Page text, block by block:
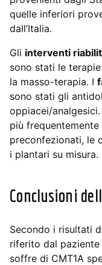
quelle inferiori
dall’Italia.
Gli interventi
sono stati le
la masso-terapia. I
sono stati gli
oppiacei/analgesici.
più
preconfezionati, le
i plantari su misura.
Conclusioni
Secondo i risultati
riferito dal
soffre di CMT1A